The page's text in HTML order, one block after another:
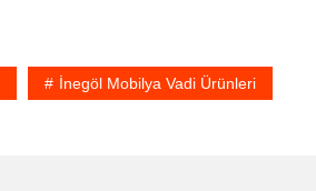
İnegöl Mobilya Vadi Ürünleri